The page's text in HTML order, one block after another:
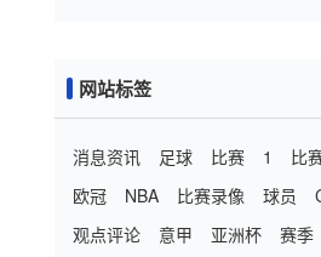
网站标签
消息资讯 足球 比赛 1
比
欧冠
NBA 比赛录像 球员
观点评论
意甲 亚洲杯 赛季